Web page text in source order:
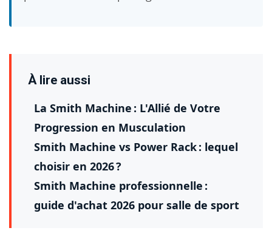
À lire aussi
La Smith Machine : L'Allié de Votre
Progression en Musculation
Smith Machine vs Power Rack : lequel
choisir en 2026 ?
Smith Machine professionnelle :
guide d'achat 2026 pour salle de sport